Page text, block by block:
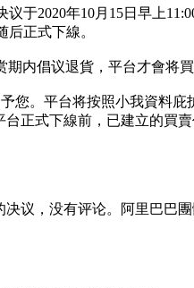
于2020年10月15日早上
正式下線。
内倡议退貨，平台才會将
您。平台将按照小我資料庇
正式下線前，已建立的買
决议，没有评论。阿里巴巴